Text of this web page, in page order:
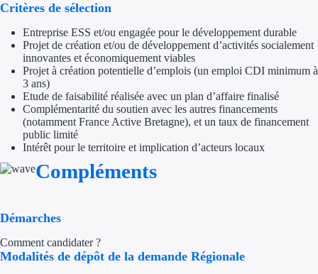
Aides Région
Aides Région
Aides Région
Nos tarifs
Critères de sélection
Entreprise ESS et/ou engagée pour le développement durable
Projet de création et/ou de développement d’activités socialement
innovantes et économiquement viables
Projet à création potentielle d’emplois (un emploi CDI minimum à
3 ans)
Etude de faisabilité réalisée avec un plan d’affaire finalisé
Complémentarité du soutien avec les autres financements
(notamment France Active Bretagne), et un taux de financement
public limité
Intérêt pour le territoire et implication d’acteurs locaux
Compléments
Démarches
Comment candidater ?
Modalités de dépôt de la demande Régionale